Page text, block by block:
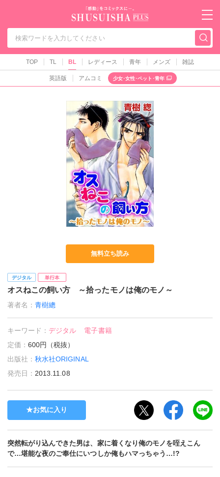
秋水社PLUS（テ
TOP TL BL レディース 青年 メンズ 雑誌
英語版 アムコミ 少女･女性･ペット･青年
無料立ち読み
デジタル 単行本
オスねこの飼い方 ～拾ったモノは俺のモノ～
著者名：青樹總
キーワード：デジタル
電子書籍
定価：600円（税抜）
出版社：秋水社ORIGINAL
発売日： 2013.11.08
お気に入り
突然転がり込んできた男は、家に着くなり俺のモノを咥えこん
で…堪能な夜のご奉仕にいつしか俺もハマっちゃう…!?